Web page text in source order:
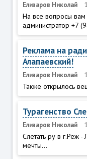
Елизаров Николай
На все вопросы вам
администратор +7
Реклама на
Алапаевский!
Елизаров Николай
Также открылось
Турагенство
Елизаров Николай
Слетать ру в г.Реж
мечты...